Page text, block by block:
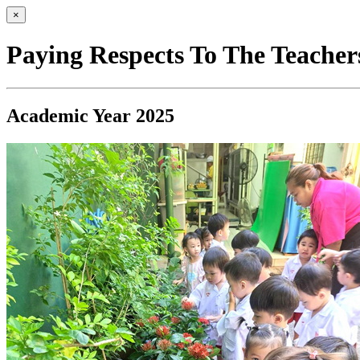
×
Paying Respects To The
Academic Year 2025